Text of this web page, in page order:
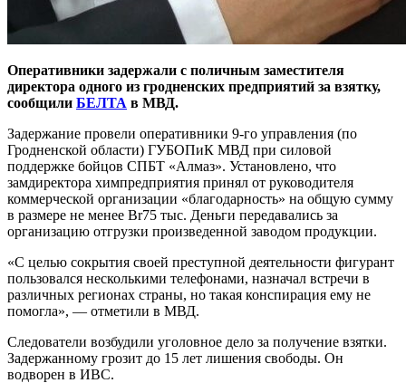
Оперативники задержали с поличным заместителя
директора одного из гродненских предприятий за взятку,
сообщили БЕЛТА в МВД.
Задержание провели оперативники 9-го управления (по
Гродненской области) ГУБОПиК МВД при силовой
поддержке бойцов СПБТ «Алмаз». Установлено, что
замдиректора химпредприятия принял от руководителя
коммерческой организации «благодарность» на общую сумму
в размере не менее Br75 тыс. Деньги передавались за
организацию отгрузки произведенной заводом продукции.
«С целью сокрытия своей преступной деятельности фигурант
пользовался несколькими телефонами, назначал встречи в
различных регионах страны, но такая конспирация ему не
помогла», — отметили в МВД.
Следователи возбудили уголовное дело за получение взятки.
Задержанному грозит до 15 лет лишения свободы. Он
водворен в ИВС.